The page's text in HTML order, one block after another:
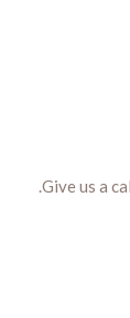
Give us a